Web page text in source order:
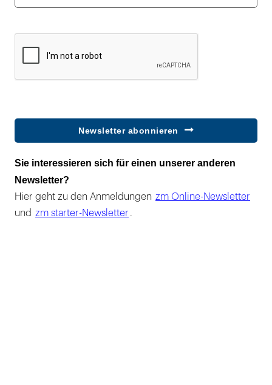
Newsletter abonnieren
Sie interessieren sich für einen unserer anderen
Newsletter?
Hier geht zu den Anmeldungen zm Online-Newsletter
und zm starter-Newsletter .